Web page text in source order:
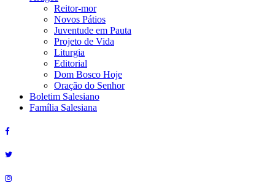
Reitor-mor
Novos Pátios
Juventude em Pauta
Projeto de Vida
Liturgia
Editorial
Dom Bosco Hoje
Oração do Senhor
Boletim Salesiano
Família Salesiana